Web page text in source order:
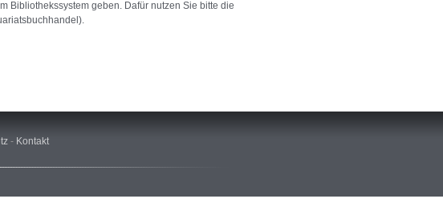
Bibliothekssystem geben. Dafür nutzen Sie bitte die
- Kontakt